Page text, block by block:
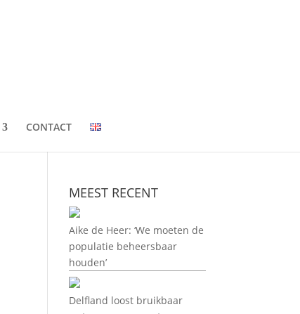
CONTACT
MEEST RECENT
Aike de Heer: ‘We moeten de
populatie beheersbaar
houden’
Delfland loost bruikbaar